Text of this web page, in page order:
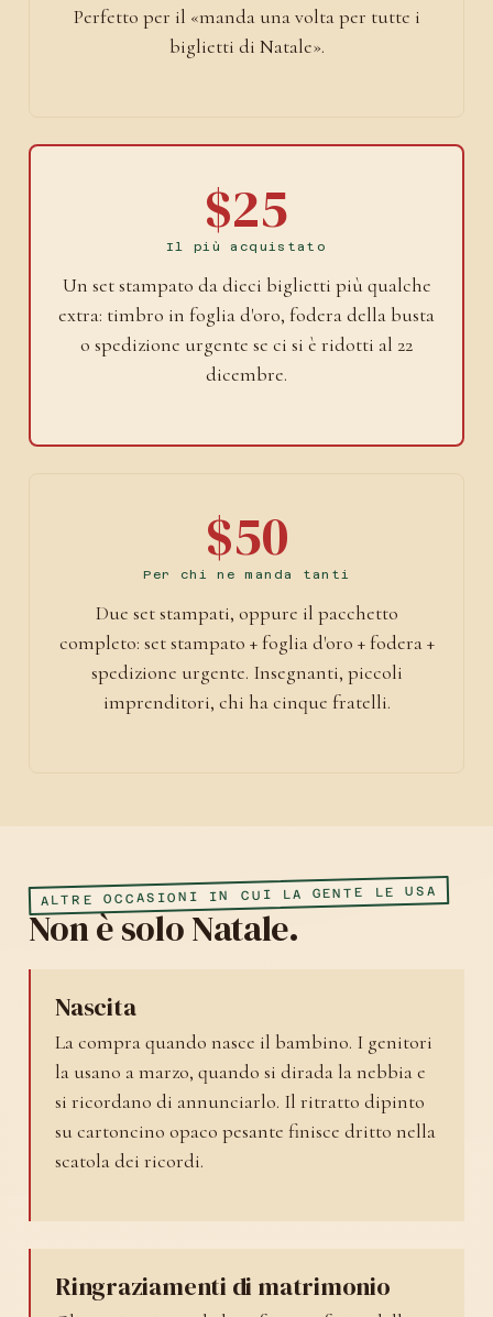
Perfetto per il «manda una volta per tutte i
biglietti di Natale».
$25
Il più acquistato
Un set stampato da dieci biglietti più qualche
extra: timbro in foglia d'oro, fodera della busta
o spedizione urgente se ci si è ridotti al 22
dicembre.
$50
Per chi ne manda tanti
Due set stampati, oppure il pacchetto
completo: set stampato + foglia d'oro + fodera +
spedizione urgente. Insegnanti, piccoli
imprenditori, chi ha cinque fratelli.
ALTRE OCCASIONI IN CUI LA GENTE LE USA
Non è solo Natale.
Nascita
La compra quando nasce il bambino. I genitori
la usano a marzo, quando si dirada la nebbia e
si ricordano di annunciarlo. Il ritratto dipinto
su cartoncino opaco pesante finisce dritto nella
scatola dei ricordi.
Ringraziamenti di matrimonio